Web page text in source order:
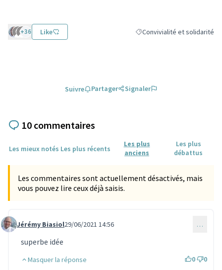
+36 Like Filtrer les résultats de la
Convivialité et solidarité
Suivre Partager Signaler
10 commentaires
Les mieux notés Les plus récents
Les plus
anciens
Les plus
débattus
Les commentaires sont actuellement désactivés, mais
vous pouvez lire ceux déjà saisis.
Commentaire 441
Jérémy Biasiol29/06/2021 14:56 …
superbe idée
Masquer la réponse 0 0